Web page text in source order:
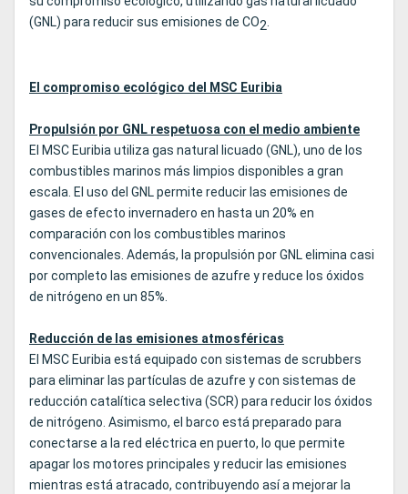
(GNL) para reducir sus emisiones de CO2
El compromiso ecológico del MSC Euribia
Propulsión por GNL respetuosa con el medio ambiente
El MSC Euribia utiliza gas natural licuado (GNL), uno de los
combustibles marinos más limpios disponibles a gran
escala. El uso del GNL permite reducir las emisiones de
gases de efecto invernadero en hasta un 20% en
comparación con los combustibles marinos
convencionales. Además, la propulsión por GNL elimina casi
por completo las emisiones de azufre y reduce los óxidos
de nitrógeno en un 85%.
Reducción de las emisiones atmosféricas
El MSC Euribia está equipado con sistemas de scrubbers
para eliminar las partículas de azufre y con sistemas de
reducción catalítica selectiva (SCR) para reducir los óxidos
de nitrógeno. Asimismo, el barco está preparado para
conectarse a la red eléctrica en puerto, lo que permite
apagar los motores principales y reducir las emisiones
mientras está atracado, contribuyendo así a mejorar la